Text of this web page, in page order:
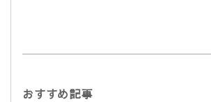
おすすめ記事